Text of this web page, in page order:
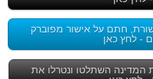
חתם על אישור מפוברק
- לחץ כאן
המדינה השתלטו ונטרלו את